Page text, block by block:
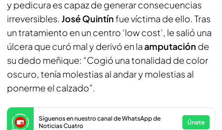
y pedicura es capaz de generar consecuencias
irreversibles. José Quintínfue víctima de ello. Tras
un tratamiento en un centro ‘low cost’, le salió una
úlcera que curó mal y derivó en laamputación de
su dedo meñique: “Cogió una tonalidad de color
oscuro, tenía molestias al andar y molestias al
ponerme el calzado”.
Síguenos en nuestro canal de WhatsApp de
Noticias Cuatro
Únete